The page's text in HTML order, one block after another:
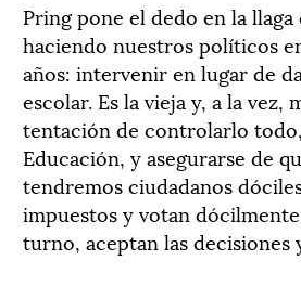
Pring pone el dedo en la llaga
haciendo nuestros políticos
años: intervenir en lugar de
escolar. Es la vieja y, a la vez,
tentación de controlarlo
Educación, y asegurarse de
tendremos ciudadanos
impuestos y votan
turno, aceptan las decisiones